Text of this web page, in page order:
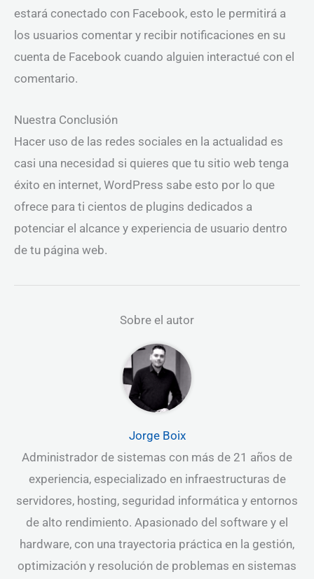
estará conectado con Facebook, esto le permitirá a
los usuarios comentar y recibir notificaciones en su
cuenta de Facebook cuando alguien interactué con el
comentario.
Nuestra Conclusión
Hacer uso de las redes sociales en la actualidad es
casi una necesidad si quieres que tu sitio web tenga
éxito en internet, WordPress sabe esto por lo que
ofrece para ti cientos de plugins dedicados a
potenciar el alcance y experiencia de usuario dentro
de tu página web.
Sobre el autor
Jorge Boix
Administrador de sistemas con más de 21 años de
experiencia, especializado en infraestructuras de
servidores, hosting, seguridad informática y entornos
de alto rendimiento. Apasionado del software y el
hardware, con una trayectoria práctica en la gestión,
optimización y resolución de problemas en sistemas